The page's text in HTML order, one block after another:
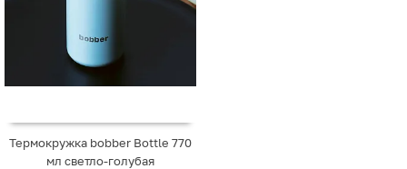
Термокружка bobber Bottle 770
мл светло-голубая